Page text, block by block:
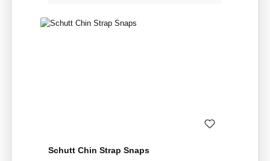
Schutt Chin Strap Snaps